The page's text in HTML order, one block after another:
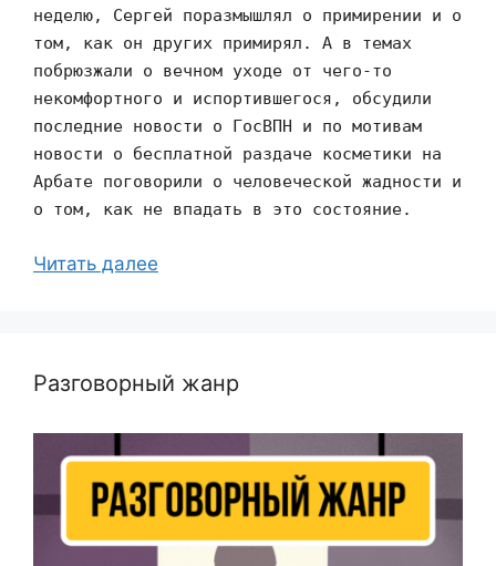
неделю, Сергей поразмышлял о примирении и о
том, как он других примирял. А в темах
побрюзжали о вечном уходе от чего-то
некомфортного и испортившегося, обсудили
последние новости о ГосВПН и по мотивам
новости о бесплатной раздаче косметики на
Арбате поговорили о человеческой жадности и
о том, как не впадать в это состояние.
Читать далее
Разговорный жанр